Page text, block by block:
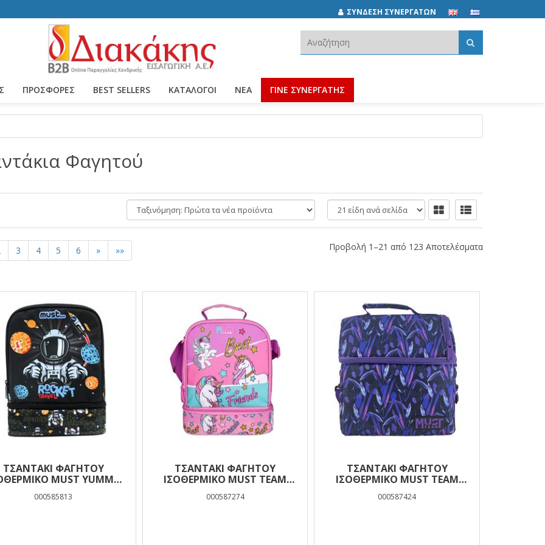
ΣΥΝΔΕΣΗ ΣΥΝΕΡΓΑΤΩΝ
ΠΡΟΣΦΟΡΕΣ BEST SELLERS ΚΑΤΆΛΟΓΟΙ ΝΈΑ ΓΙΝΕ ΣΥΝΕΡΓΑΤΗΣ
Αναζήτηση:
Φαγητού
είδη
ανά
σελίδα
Ταξινόμηση:
3 4 5 6 » »» Προβολή 1–21 από 123 Αποτελέσματα
ΤΣΑΝΤΆΚΙ ΦΑΓΗΤΟΎ
MUST YUMMY
000585813
ΤΣΑΝΤΆΚΙ ΦΑΓΗΤΟΎ
ΙΣΟΘΕΡΜΙΚΌ MUST TEAM
000587274
ΤΣΑΝΤΆΚΙ ΦΑΓΗΤΟΎ
ΙΣΟΘΕΡΜΙΚΌ MUST TEAM
000587424